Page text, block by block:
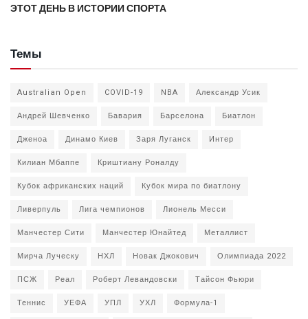
ЭТОТ ДЕНЬ В ИСТОРИИ СПОРТА
Темы
Australian Open COVID-19 NBA
Александр Усик
Андрей Шевченко
Бавария Барселона
Биатлон
Дженоа
Динамо Киев Заря Луганск
Интер
Килиан Мбаппе
Криштиану Роналду
Кубок африканских наций
Кубок мира по биатлону
Ливерпуль
Лига чемпионов
Лионель Месси
Манчестер Сити
Манчестер Юнайтед
Металлист
Мирча Луческу
НХЛ Новак Джокович
Олимпиада 2022
ПСЖ
Реал Роберт Левандовски
Тайсон Фьюри
Теннис
УЕФА УПЛ УХЛ
Формула-1